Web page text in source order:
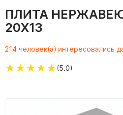
ПЛИТА
20Х13
214 человек(а) интересовались
★★★★★(5.0)